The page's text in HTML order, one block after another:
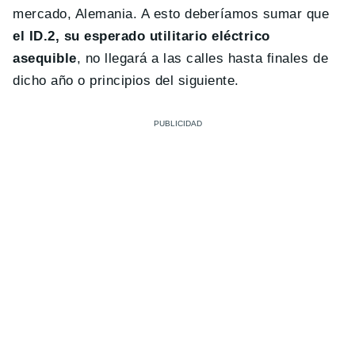
mercado, Alemania. A esto deberíamos sumar que
el ID.2, su esperado utilitario eléctrico
asequible, no llegará a las calles hasta finales de
dicho año o principios del siguiente.